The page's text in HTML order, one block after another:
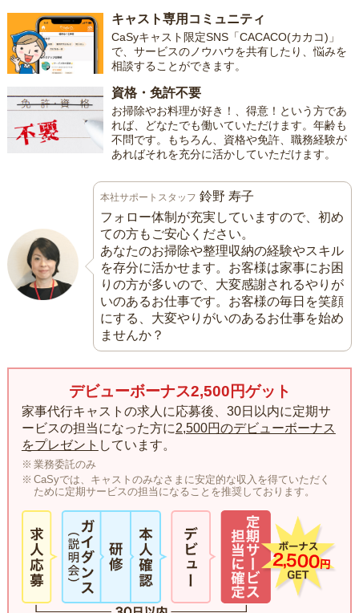
キャスト専用コミュニティ
CaSyキャスト限定SNS「CACACO(カカコ)」
で、サービスのノウハウを共有したり、悩みを
相談することができます。
資格・免許不要
お掃除やお料理が好き！、得意！という方であ
れば、どなたでも働いていただけます。年齢も
不問です。もちろん、資格や免許、職務経験が
あればそれを充分に活かしていただけます。
本社サポートスタッフ 鈴野 寿子
フォロー体制が充実していますので、初め
ての方もご安心ください。
あなたのお掃除や整理収納の経験やスキル
を存分に活かせます。お客様は家事にお困
りの方が多いので、大変感謝されるやりが
いのあるお仕事です。お客様の毎日を笑顔
にする、大変やりがいのあるお仕事を始め
ませんか？
デビューボーナス2,500円ゲット
家事代行キャストの求人に応募後、30日以内に定期サ
ービスの担当になった方に2,500円のデビューボーナス
をプレゼント しています。
業務委託のみ
CaSyでは、キャストのみなさまに安定的な収入を得ていただく
ために定期サービスの担当になることを推奨しております。